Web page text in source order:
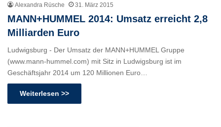
Alexandra Rüsche 31. März 2015
MANN+HUMMEL 2014: Umsatz erreicht 2,8
Milliarden Euro
Ludwigsburg - Der Umsatz der MANN+HUMMEL Gruppe
(www.mann-hummel.com) mit Sitz in Ludwigsburg ist im
Geschäftsjahr 2014 um 120 Millionen Euro…
Weiterlesen >>